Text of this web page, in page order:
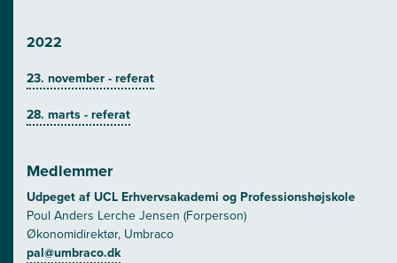
2022
23. november - referat
28. marts - referat
Medlemmer
Udpeget af UCL Erhvervsakademi og Professionshøjskole
Poul Anders Lerche Jensen (Forperson)
Økonomidirektør, Umbraco
pal@umbraco.dk